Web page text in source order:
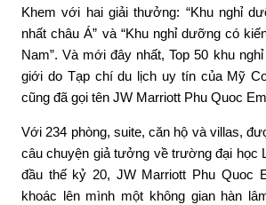
Khem với hai giải thưởng: “Khu nghỉ
nhất châu Á” và “Khu nghỉ dưỡng có
Nam”. Và mới đây nhất, Top 50 khu
giới do Tạp chí du lịch uy tín của Mỹ
cũng đã gọi tên JW Marriott Phu Quoc
Với 234 phòng, suite, căn hộ và villas,
câu chuyện giả tưởng về trường đại học
đầu thế kỷ 20, JW Marriott Phu Quoc
khoác lên mình một không gian hàn